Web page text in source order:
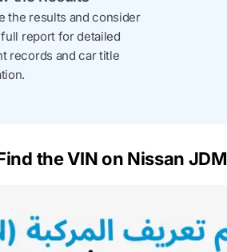
the results and consider
full report for detailed
records and car title
the VIN on Nissan JDM